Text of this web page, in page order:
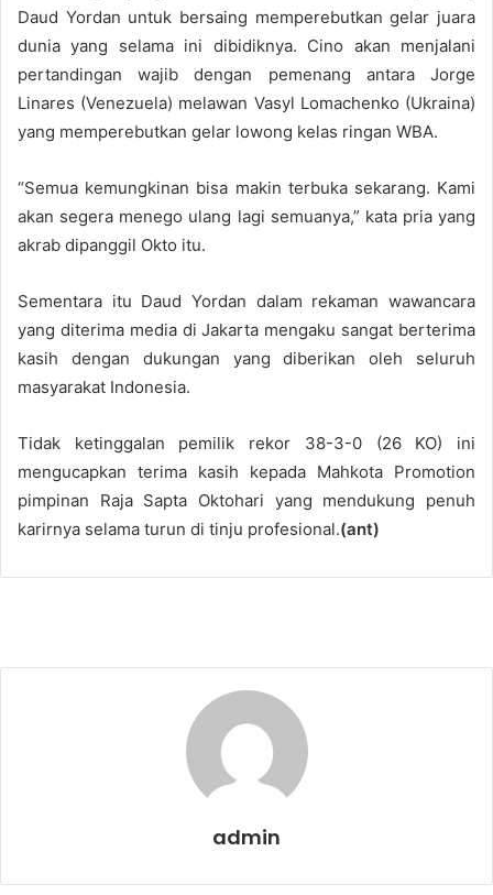
Daud Yordan untuk bersaing memperebutkan gelar juara
dunia yang selama ini dibidiknya. Cino akan menjalani
pertandingan wajib dengan pemenang antara Jorge
Linares (Venezuela) melawan Vasyl Lomachenko (Ukraina)
yang memperebutkan gelar lowong kelas ringan WBA.
“Semua kemungkinan bisa makin terbuka sekarang. Kami
akan segera menego ulang lagi semuanya,” kata pria yang
akrab dipanggil Okto itu.
Sementara itu Daud Yordan dalam rekaman wawancara
yang diterima media di Jakarta mengaku sangat berterima
kasih dengan dukungan yang diberikan oleh seluruh
masyarakat Indonesia.
Tidak ketinggalan pemilik rekor 38-3-0 (26 KO) ini
mengucapkan terima kasih kepada Mahkota Promotion
pimpinan Raja Sapta Oktohari yang mendukung penuh
karirnya selama turun di tinju profesional.(ant)
admin